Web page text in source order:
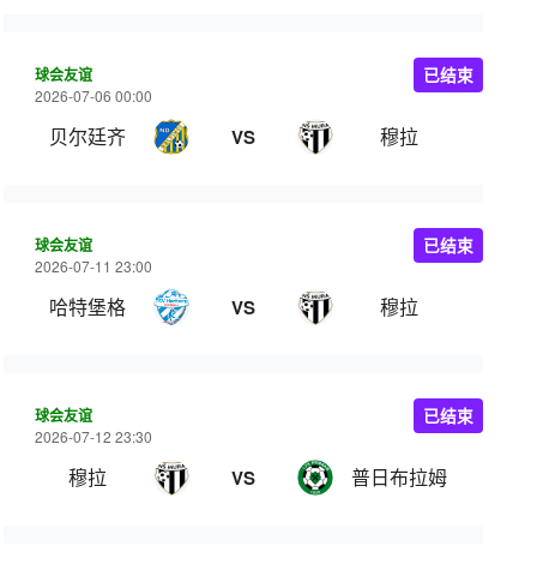
球会友谊
2026-07-06 00:00
贝尔廷齐 VS 穆拉
已结束
球会友谊
2026-07-11 23:00
哈特堡格 VS 穆拉
已结束
球会友谊
2026-07-12 23:30
穆拉 VS 普日布拉姆
已结束